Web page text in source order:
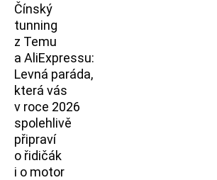
Čínský
tunning
z Temu
a AliExpressu:
Levná paráda,
která vás
v roce 2026
spolehlivě
připraví
o řidičák
i o motor